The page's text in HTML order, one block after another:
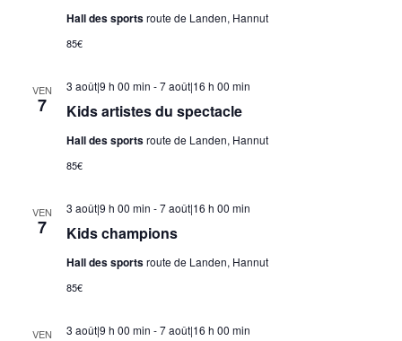
Hall des sportsroute de Landen, Hannut
85€
VEN
7 Kids artistes du spectacle
3 août|9 h 00 min -7 août|16 h 00 min
Hall des sportsroute de Landen, Hannut
85€
VEN
7 Kids champions
3 août|9 h 00 min -7 août|16 h 00 min
Hall des sportsroute de Landen, Hannut
85€
VEN 3 août|9 h 00 min -7 août|16 h 00 min